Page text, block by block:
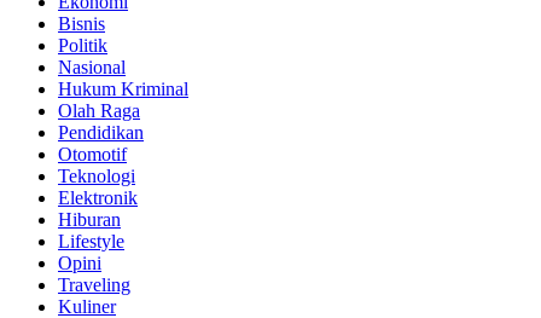
Bisnis
Politik
Nasional
Hukum Kriminal
Olah Raga
Pendidikan
Otomotif
Teknologi
Elektronik
Hiburan
Lifestyle
Opini
Traveling
Kuliner